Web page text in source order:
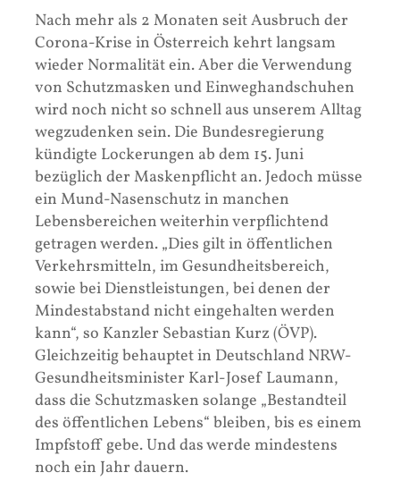
Nach mehr als 2 Monaten seit Ausbruch der
Corona-Krise in Österreich kehrt langsam
wieder Normalität ein. Aber die Verwendung
von Schutzmasken und Einweghandschuhen
wird noch nicht so schnell aus unserem Alltag
wegzudenken sein. Die Bundesregierung
kündigte Lockerungen ab dem 15. Juni
bezüglich der Maskenpflicht an. Jedoch müsse
ein Mund-Nasenschutz in manchen
Lebensbereichen weiterhin verpflichtend
getragen werden. „Dies gilt in öffentlichen
Verkehrsmitteln, im Gesundheitsbereich,
sowie bei Dienstleistungen, bei denen der
Mindestabstand nicht eingehalten werden
kann“, so Kanzler Sebastian Kurz (ÖVP).
Gleichzeitig behauptet in Deutschland NRW-
Gesundheitsminister Karl-Josef Laumann,
dass die Schutzmasken solange „Bestandteil
des öffentlichen Lebens“ bleiben, bis es einem
Impfstoff gebe. Und das werde mindestens
noch ein Jahr dauern.